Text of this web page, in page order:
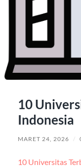
10
Indonesia
MARET 24, 2026 /
10 Universitas